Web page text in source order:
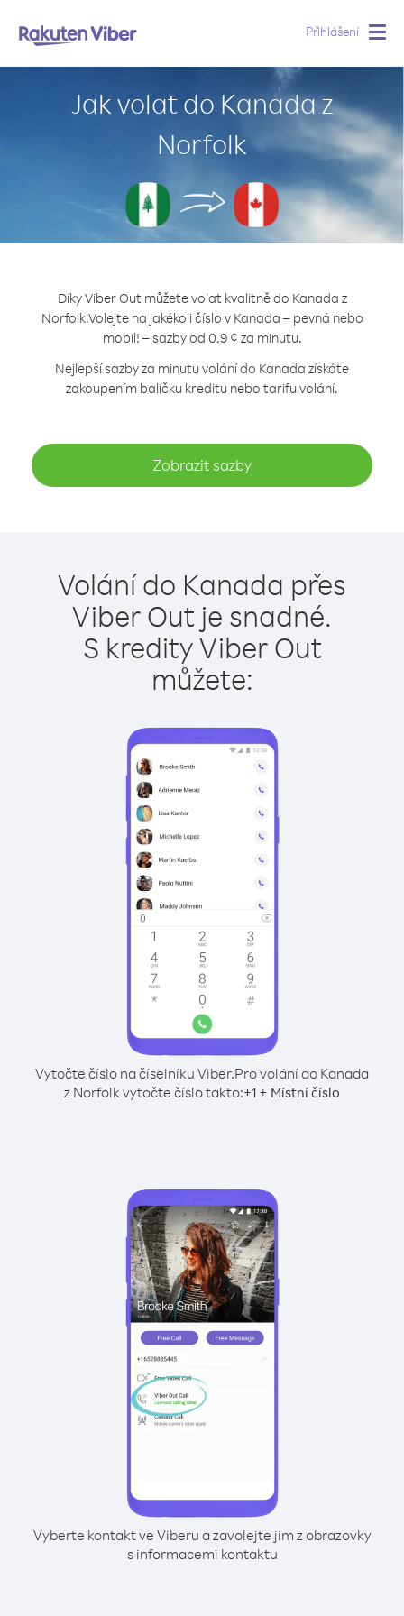
Přihlášení
Jak volat do Kanada z
Norfolk
Díky Viber Out můžete volat kvalitně do Kanada z
Norfolk.Volejte na jakékoli číslo v Kanada – pevná nebo
mobil! – sazby od 0.9 ¢ za minutu.
Nejlepší sazby za minutu volání do Kanada získáte
zakoupením balíčku kreditu nebo tarifu volání.
Zobrazit sazby
Volání do Kanada přes
Viber Out je snadné.
S kredity Viber Out
můžete:
Vytočte číslo na číselníku Viber.Pro volání do Kanada
z Norfolk vytočte číslo takto:+1 + Místní číslo
Vyberte kontakt ve Viberu a zavolejte jim z obrazovky
s informacemi kontaktu